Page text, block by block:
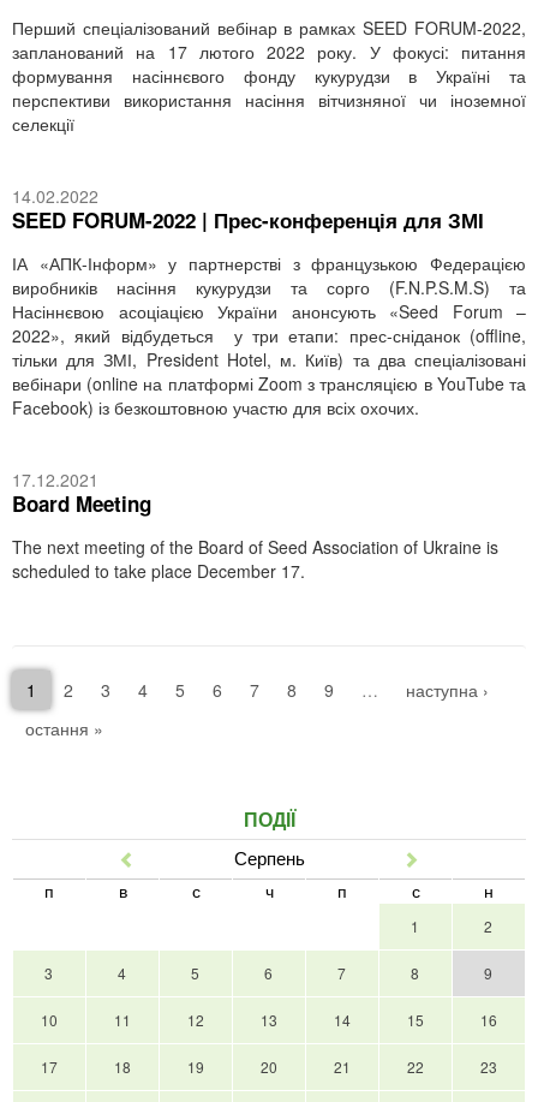
Перший спеціалізований вебінар в рамках SEED FORUM-2022,
запланований на 17 лютого 2022 року. У фокусі: питання
формування насіннєвого фонду кукурудзи в Україні та
перспективи використання насіння вітчизняної чи іноземної
селекції
14.02.2022
SEED FORUM-2022 | Прес-конференція для ЗМІ
ІА «АПК-Інформ» у партнерстві з французькою Федерацією
виробників насіння кукурудзи та сорго (F.N.P.S.M.S) та
Насіннєвою асоціацією України анонсують «Seed Forum –
2022», який відбудеться у три етапи: прес-сніданок (offline,
тільки для ЗМІ, President Hotel, м. Київ) та два спеціалізовані
вебінари (online на платформі Zoom з трансляцією в YouTube та
Faсebook) із безкоштовною участю для всіх охочих.
17.12.2021
Board Meeting
The next meeting of the Board of Seed Association of Ukraine is
scheduled to take place December 17.
1 2 3 4 5 6 7 8 9 …
наступна ›
остання »
ПОДІЇ
Серпень
п в с ч п с н
1 2
3 4 5 6 7 8 9
10 11 12 13 14 15 16
17 18 19 20 21 22 23